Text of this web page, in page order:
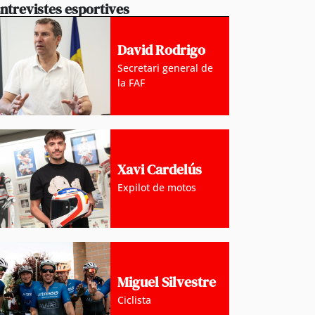
esportives
David Rodrigo
Secretari general de
la FAF
Xavi Cardelús
Expilot de motos
Miguel Silvestre
Ciclista